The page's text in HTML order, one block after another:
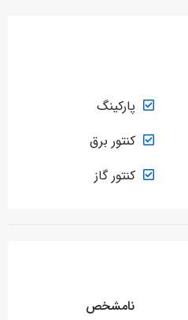
پارکینگ
کنتور برق
کنتور گاز
نامشخص